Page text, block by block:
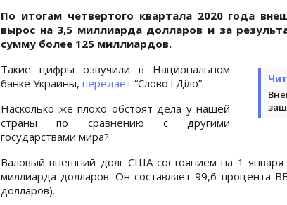
По итогам четвертого квартала 2020 года
вырос на 3,5 миллиарда долларов и за
сумму более 125 миллиардов.
Такие цифры озвучили в Национальном
банке Украины, передает “Слово і Діло”.
Насколько же плохо обстоят дела у нашей
страны по сравнению с другими
государствами мира?
Валовый внешний долг США состоянием на 1 января
миллиарда долларов. Он составляет 99,6 процента
долларов).